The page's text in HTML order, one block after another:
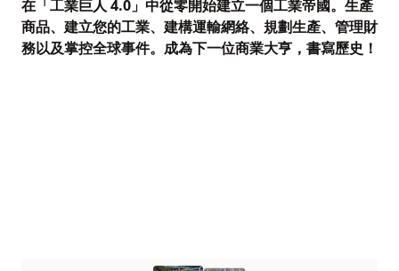
在「工業巨人 4.0」中從零開始建立一個工業帝國。生產
商品、建立您的工業、建構運輸網絡、規劃生產、管理財
務以及掌控全球事件。成為下一位商業大亨，書寫歷史！